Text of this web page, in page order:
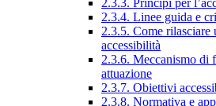
2.3.3. Principi per
2.3.4. Linee guida e
2.3.5. Come rilasciare
accessibilità
2.3.6. Meccanismo di
attuazione
2.3.7. Obiettivi
2.3.8. Normativa e